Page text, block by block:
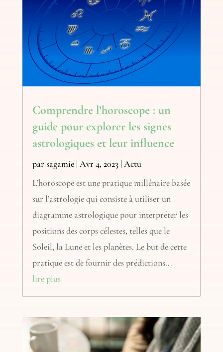
Comprendre l’horoscope : un
guide pour explorer les signes
astrologiques et leur influence
parsagamie| Avr 4, 2023| Actu
L’horoscope est une pratique millénaire basée
sur l’astrologie qui consiste à utiliser un
diagramme astrologique pour interpréter les
positions des corps célestes, telles que le
Soleil, la Lune et les planètes. Le but de cette
pratique est de fournir des prédictions...
lire plus